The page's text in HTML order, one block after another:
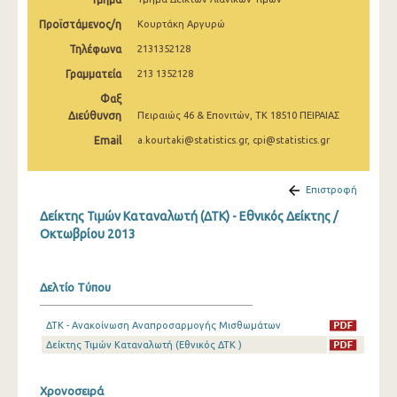
Φεβρουαρίου 2025
Ιανουαρίου 2025
Δεκεμβρίου 2024
Νοεμβρίου 2024
Οκτωβρίου 2024
Αυγούστου 2024
Μαΐου 2024
Προϊστάμενος/η Κουρτάκη Αργυρώ
Τηλέφωνα 2131352128
Γραμματεία 213 1352128
Φαξ
Διεύθυνση
Πειραιώς 46 & Επονιτών, ΤΚ 18510 ΠΕΙΡΑΙΑΣ
Email a.kourtaki@statistics.gr, cpi@statistics.gr
Επιστροφή
Δείκτης Τιμών Καταναλωτή (ΔΤΚ) - Εθνικός Δείκτης /
Οκτωβρίου 2013
Δελτίο Τύπου
ΔΤΚ - Ανακοίνωση Αναπροσαρμογής Μισθωμάτων
Δείκτης Τιμών Καταναλωτή (Εθνικός ΔΤΚ )
Χρονοσειρά